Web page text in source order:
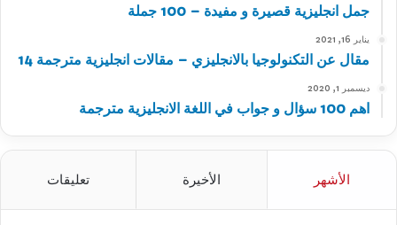
جمل انجليزية قصيرة و مفيدة – 100 جملة
يناير 16, 2021
مقال عن التكنولوجيا بالانجليزي – مقالات انجليزية مترجمة 14
ديسمبر 1, 2020
اهم 100 سؤال و جواب في اللغة الانجليزية مترجمة
الأشهر الأخيرة تعليقات